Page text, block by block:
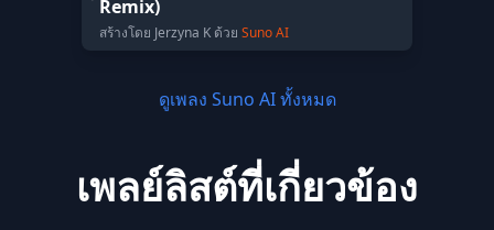
Remix)
สร้างโดย Jerzyna K ด้วย Suno AI
ดูเพลง Suno AI ทั้งหมด
เพลย์ลิสต์ที่เกี่ยวข้อง